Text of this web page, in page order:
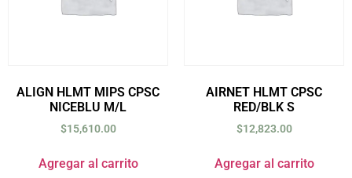
ALIGN HLMT MIPS CPSC
NICEBLU M/L
$15,610.00
Agregar al carrito
AIRNET HLMT CPSC
RED/BLK S
$12,823.00
Agregar al carrito